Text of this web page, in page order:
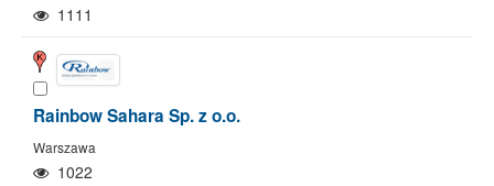
1111
Rainbow Sahara Sp. z o.o.
Warszawa
1022